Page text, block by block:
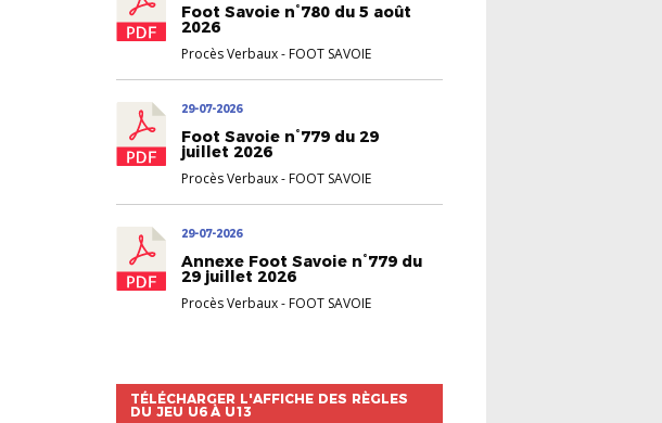
Foot Savoie n°780 du 5 août
2026
Procès Verbaux- FOOT SAVOIE
29-07-2026
Foot Savoie n°779 du 29
juillet 2026
Procès Verbaux- FOOT SAVOIE
29-07-2026
Annexe Foot Savoie n°779 du
29 juillet 2026
Procès Verbaux- FOOT SAVOIE
TÉLÉCHARGER L'AFFICHE DES RÈGLES
DU JEU U6 À U13